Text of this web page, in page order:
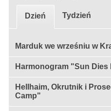
Dzień Tydzień
Marduk we wrześniu w
Harmonogram "Sun Dies
Hellhaim, Okrutnik i
Camp"